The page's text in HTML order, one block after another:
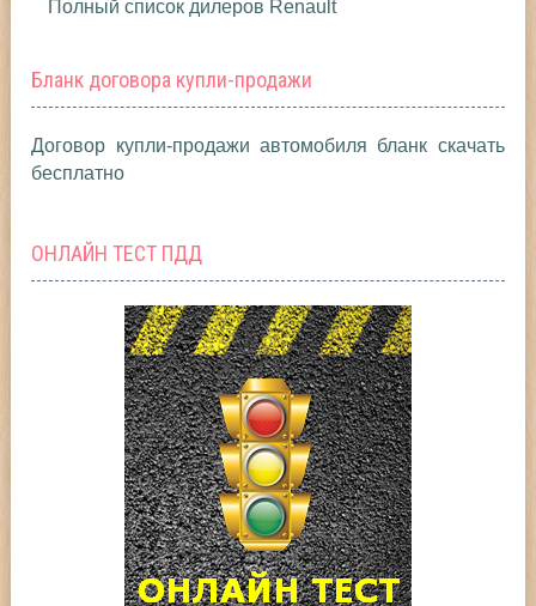
Полный список дилеров Renault
Бланк договора купли-продажи
Договор купли-продажи автомобиля бланк скачать
бесплатно
ОНЛАЙН ТЕСТ ПДД